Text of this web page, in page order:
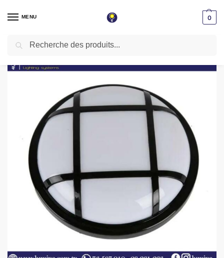
MENU 0
Accueil / Applique LED / Applique extérieur étanche